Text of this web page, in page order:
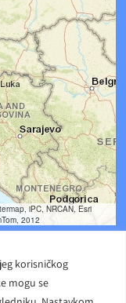
korisničkog
mogu se
iPC, NRCAN, Esri
2012